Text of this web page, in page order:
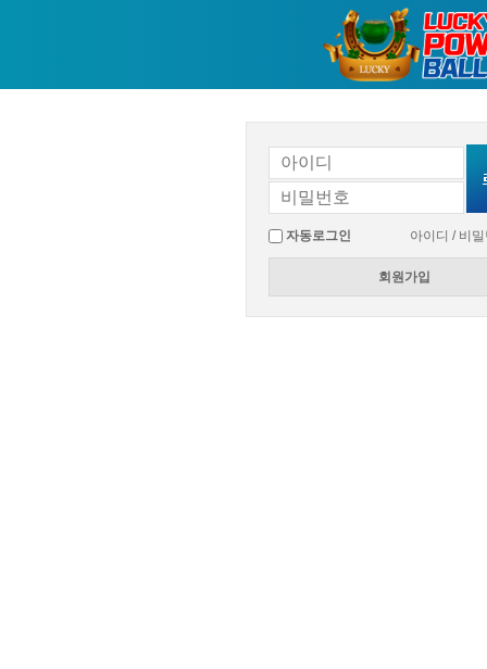
자동로그인 아이디 / 비
회원가입